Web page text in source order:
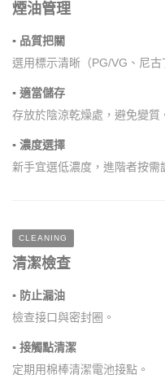
煙油管理
▪ 品質把關
選用標示清晰（PG/VG、尼古
▪ 適當儲存
存放於陰涼乾燥處，避免變質
▪ 濃度選擇
新手宜選低濃度，進階者按需
CLEANING
清潔檢查
▪ 防止漏油
檢查接口與密封圈。
▪ 接觸點清潔
定期用棉棒清潔電池接點。